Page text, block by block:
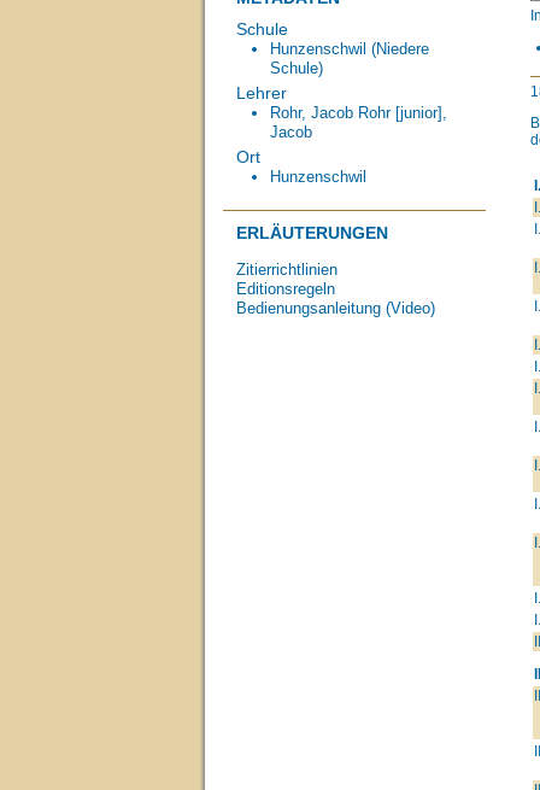
Schule
Hunzenschwil (Niedere
Schule)
Lehrer
Rohr, Jacob Rohr [junior],
Jacob
Ort
Hunzenschwil
ERLÄUTERUNGEN
Zitierrichtlinien
Editionsregeln
Bedienungsanleitung (Video)